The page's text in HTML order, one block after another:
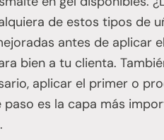
de estos tipos de
antes de aplicar
bien a tu clienta.
aplicar el primer o
es la capa más